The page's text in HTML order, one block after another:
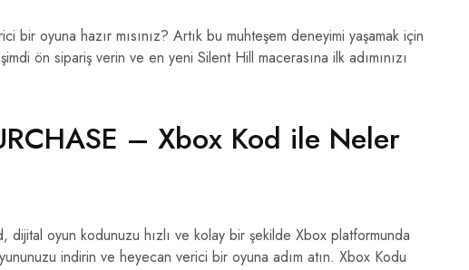
oyuna hazır mısınız? Artık bu muhteşem deneyimi yaşamak için
ön sipariş verin ve en yeni Silent Hill macerasına ilk adımınızı
– Xbox Kod ile Neler
oyun kodunuzu hızlı ve kolay bir şekilde Xbox platformunda
indirin ve heyecan verici bir oyuna adım atın. Xbox Kodu